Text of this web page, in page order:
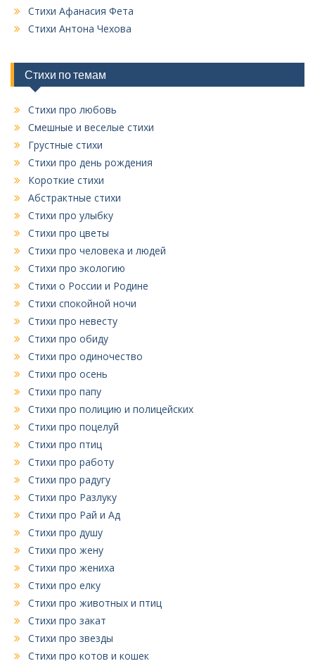
р
у
к
Стихи Афанасия Фета
Стихи Антона Чехова
Стихи по темам
Стихи про любовь
Смешные и веселые стихи
Грустные стихи
Стихи про день рождения
Короткие стихи
Абстрактные стихи
Стихи про улыбку
Стихи про цветы
Стихи про человека и людей
Стихи про экологию
Стихи о России и Родине
Стихи спокойной ночи
Стихи про невесту
Стихи про обиду
Стихи про одиночество
Стихи про осень
Стихи про папу
Стихи про полицию и полицейских
Стихи про поцелуй
Стихи про птиц
Стихи про работу
Стихи про радугу
Стихи про Разлуку
Стихи про Рай и Ад
Стихи про душу
Стихи про жену
Стихи про жениха
Стихи про елку
Стихи про животных и птиц
Стихи про закат
Стихи про звезды
Стихи про котов и кошек